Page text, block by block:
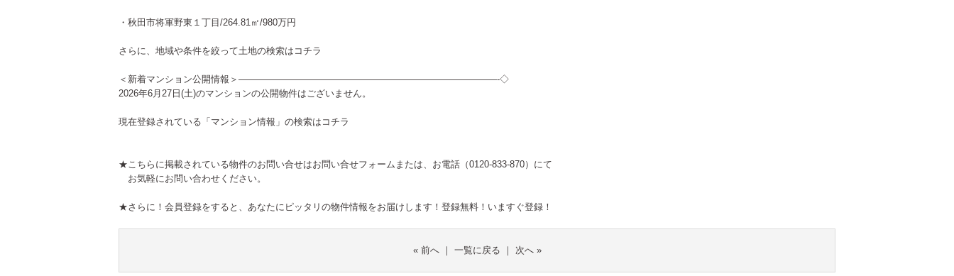
・秋田市将軍野東１丁目/264.81㎡/980万円
さらに、地域や条件を絞って土地の検索は コチラ
＜新着マンション公開情報＞————————————————————————————-◇
2026年6月27日(土)のマンションの公開物件はございません。
現在登録されている「マンション情報」の検索は コチラ
★こちらに掲載されている物件のお問い合せはお問い合せフォーム または、お電話（0120-833-870）にて
お気軽にお問い合わせください。
★さらに！会員登録をすると、あなたにピッタリの物件情報をお届けします！登録無料！ いますぐ登録！
« 前へ｜ 一覧に戻る ｜ 次へ»